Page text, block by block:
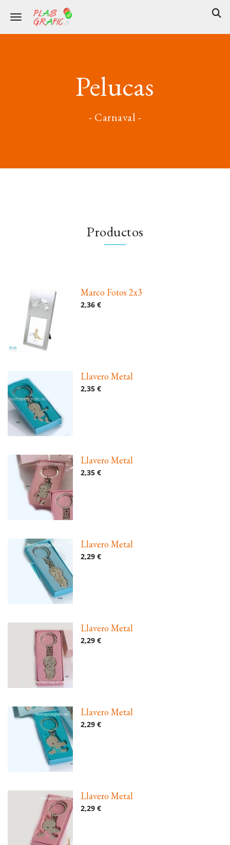
Toggle navigation
Pelucas
- Carnaval -
Productos
Marco Fotos 2x3
2,36 €
Llavero Metal
2,35 €
Llavero Metal
2,35 €
Llavero Metal
2,29 €
Llavero Metal
2,29 €
Llavero Metal
2,29 €
Llavero Metal
2,29 €